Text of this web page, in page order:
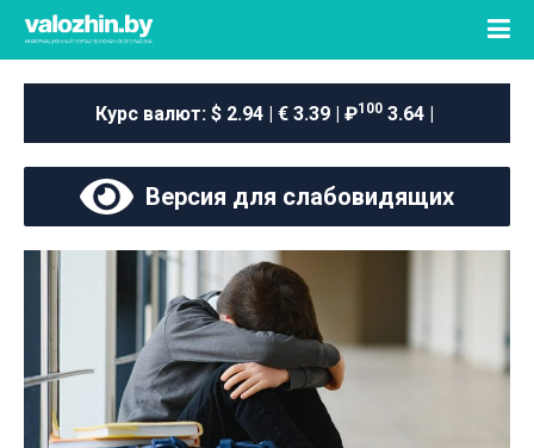
Курс валют: $ 2.94 | € 3.39 | ₽100 3.64 |
Версия для слабовидящих